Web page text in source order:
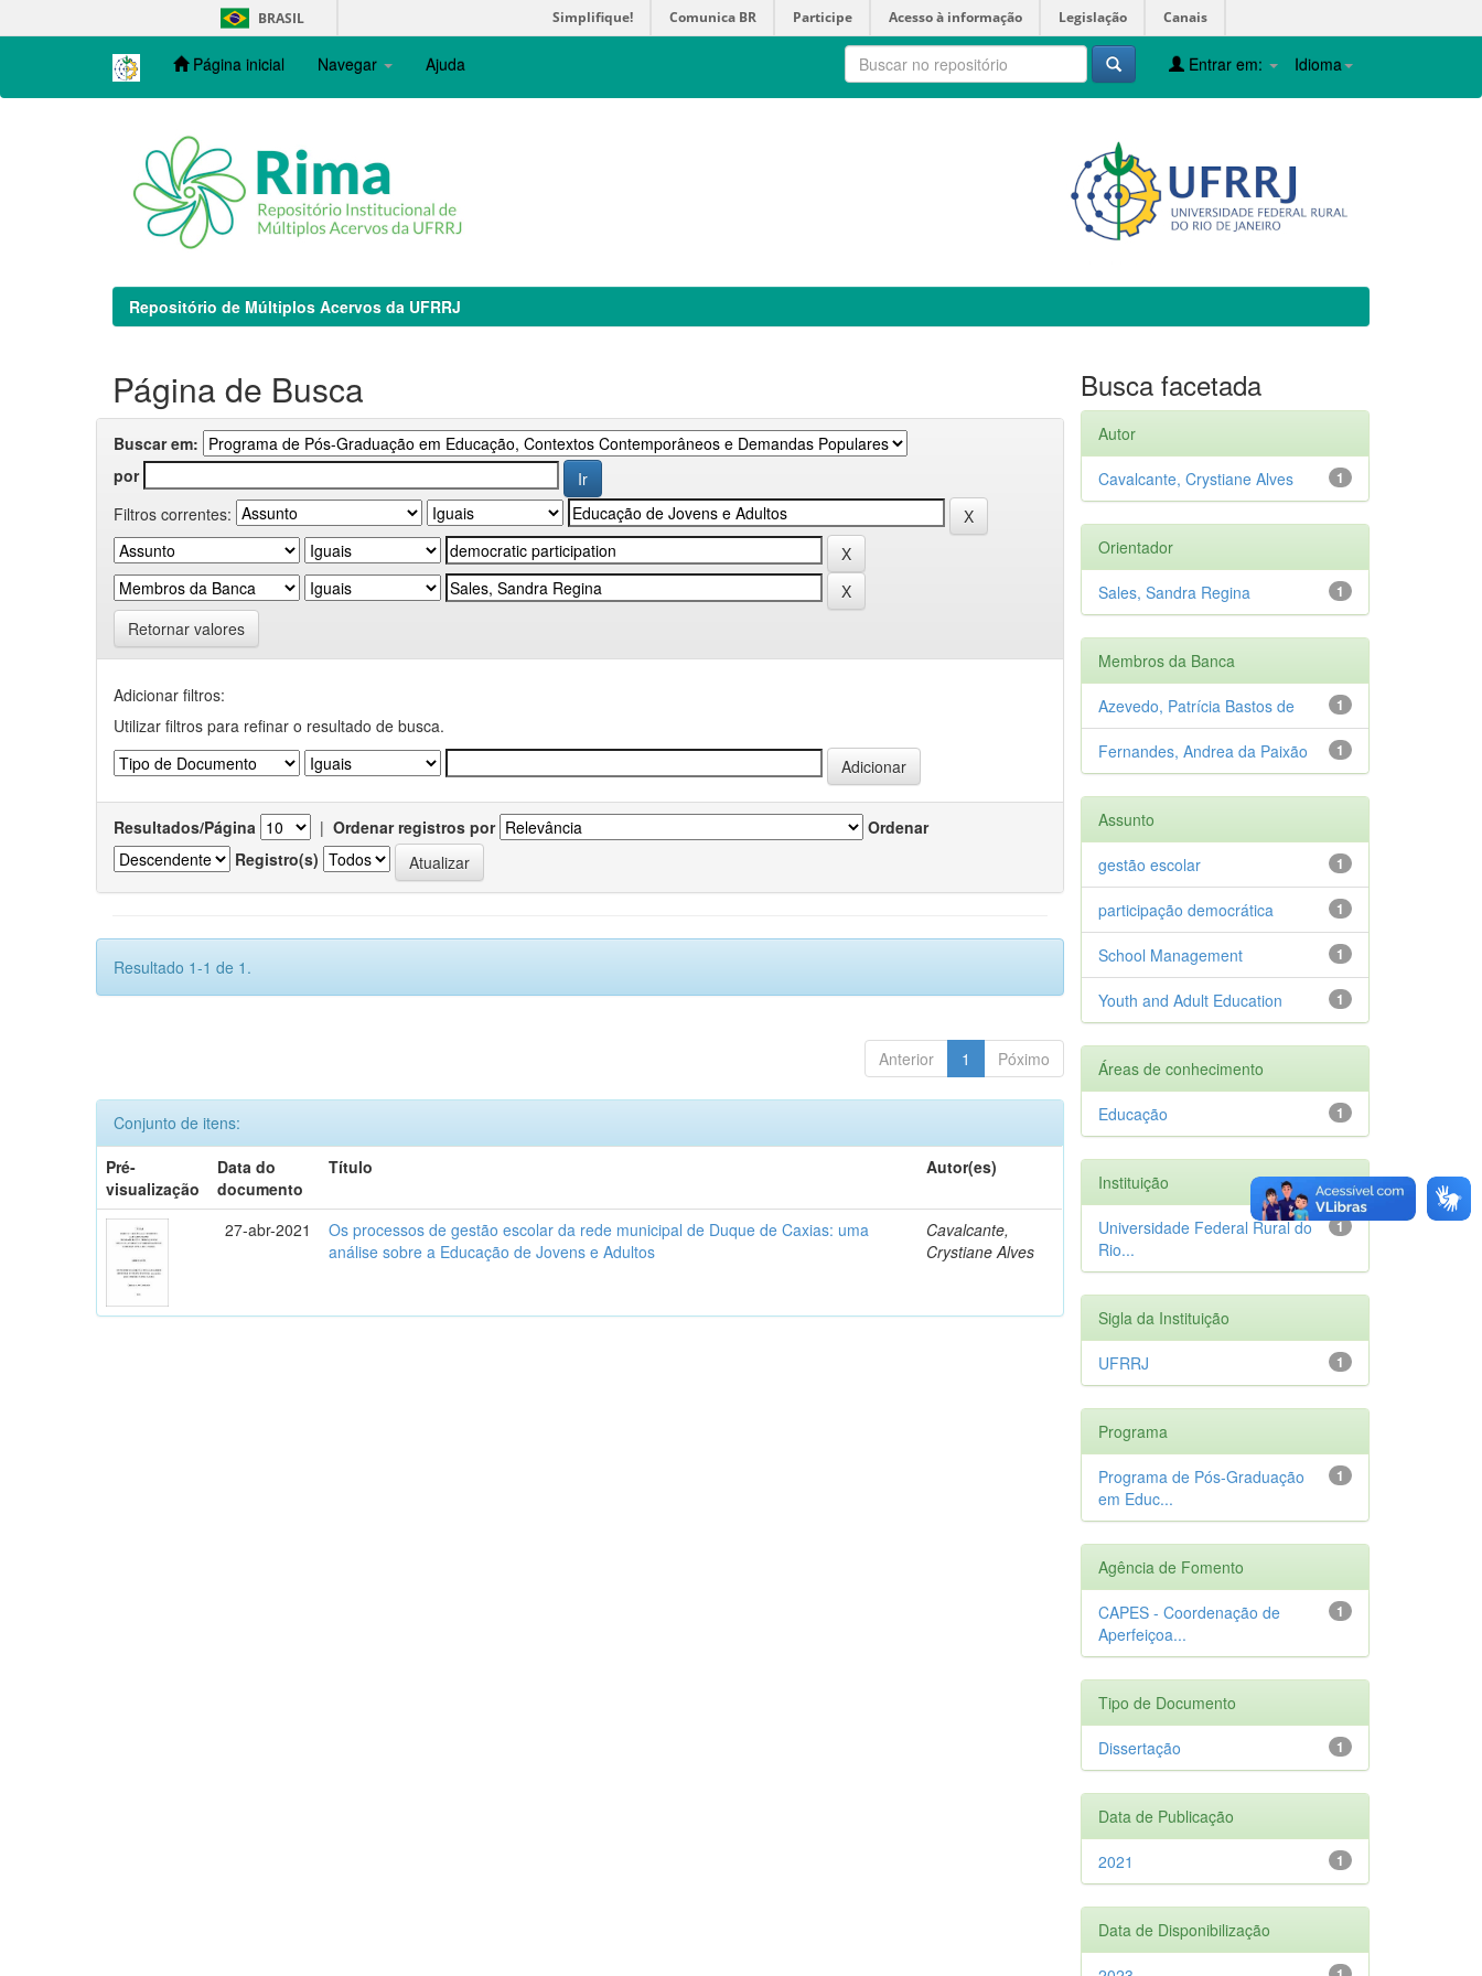
navigation
BRASIL Simplifique! Comunica BR Participe Acesso à informação Legislação Canais
Página inicial Navegar Ajuda Idioma
Entrar em:
Repositório de Múltiplos Acervos da UFRRJ
Página de Busca
Buscar em:
por
Filtros correntes:
Retornar valores
Adicionar filtros:
Utilizar filtros para refinar o resultado de busca.
Resultados/Página | Ordenar registros por
Ordenar
Registro(s)
Resultado 1-1 de 1.
Anterior 1 Póximo
Conjunto de itens:
Pré-
visualização
Data do
documento
Título Autor(es)
27-abr-2021
Os processos de gestão escolar da rede municipal de Duque de Caxias: uma
análise sobre a Educação de Jovens e Adultos
Cavalcante,
Crystiane Alves
Busca facetada
Autor
1
Cavalcante, Crystiane Alves
Orientador
1
Sales, Sandra Regina
Membros da Banca
1
Azevedo, Patrícia Bastos de
1
Fernandes, Andrea da Paixão
Assunto
1
gestão escolar
1
participação democrática
1
School Management
1
Youth and Adult Education
Áreas de conhecimento
1
Educação
Instituição
1
Universidade Federal Rural do
Rio...
Sigla da Instituição
1
UFRRJ
Programa
1
Programa de Pós-Graduação
em Educ...
Agência de Fomento
1
CAPES - Coordenação de
Aperfeiçoa...
Tipo de Documento
1
Dissertação
Data de Publicação
1
2021
Data de Disponibilização